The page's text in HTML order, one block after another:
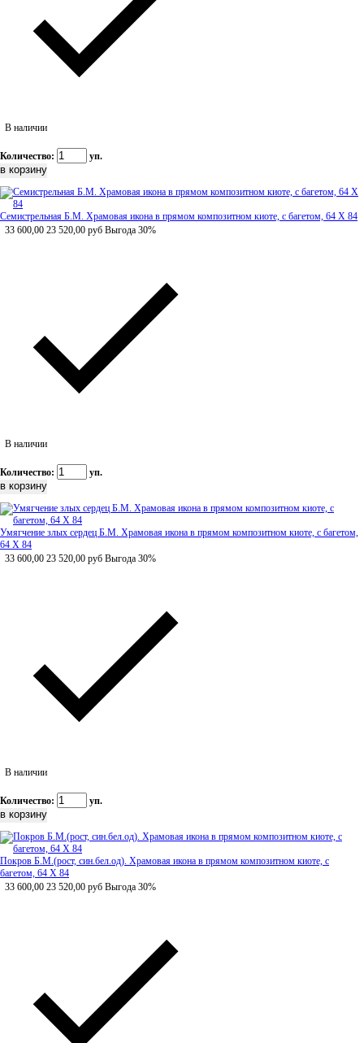
В наличии
Количество: уп.
Семистрельная Б.М. Храмовая икона в прямом композитном киоте, с багетом, 64 Х 84
33 600,00 23 520,00 руб Выгода 30%
В наличии
Количество: уп.
Умягчение злых сердец Б.М. Храмовая икона в прямом композитном киоте, с багетом,
64 Х 84
33 600,00 23 520,00 руб Выгода 30%
В наличии
Количество: уп.
Покров Б.М.(рост, син.бел.од). Храмовая икона в прямом композитном киоте, с
багетом, 64 Х 84
33 600,00 23 520,00 руб Выгода 30%